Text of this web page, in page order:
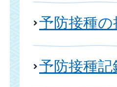
予防接種
予防接種記